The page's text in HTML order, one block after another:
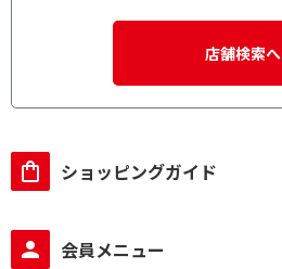
店舗検索へ
ショッピングガイド
会員メニュー